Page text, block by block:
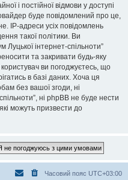
і постійної відмови у доступі
буде повідомлений про це,
IP-адреси усіх повідомлень
такої політики. Ви
Луцької інтернет-спільноти”
та закривати будь-яку
ви погоджуєтесь, що
в базі даних. Хоча ця
без вашої згоди, ні
ні phpBB не буде нести
які можуть призвести до
Часовий пояс UTC+03:00